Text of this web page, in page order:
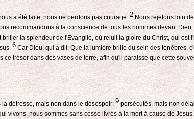
a été faite, nous ne perdons pas courage.2Nous rejetons loin
recommandons à la conscience de tous les hommes devant Dieu.
la splendeur de l'Evangile, où reluit la gloire du Christ, qui est
6 Car Dieu, qui a dit: Que la lumière brille du sein des ténèbres,
ce trésor dans des vases de terre, afin qu'il paraisse que cette
détresse, mais non dans le désespoir; 9 persécutés, mais non
vivons, nous sommes sans cesse livrés à la mort à cause de